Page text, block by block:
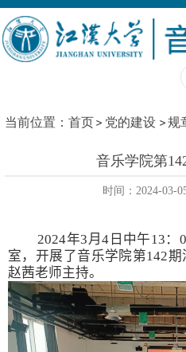
当前位置： 首页 党的建设 规
音乐学院第
时间：2024-03-
2024年3月4 日中午13 ：
室，开展了音乐学院第142期
赵茜老师主持。